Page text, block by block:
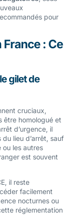
pour
: Ce
gilet de
cruciaux,
être homologué et
d’urgence, il
lieu d’arrêt, sauf
ou les autres
est souvent
il reste
facilement
nocturnes ou
réglementation